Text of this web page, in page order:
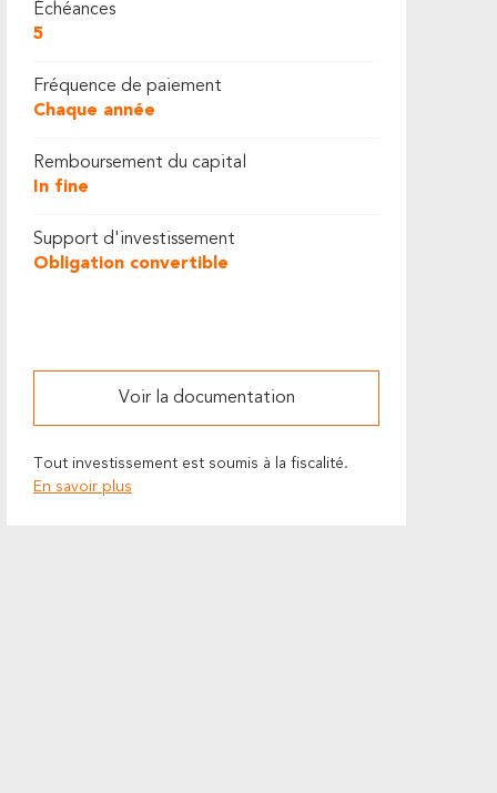
Échéances
5
Fréquence de paiement
Chaque année
Remboursement du capital
In fine
Support d'investissement
Obligation convertible
Voir la documentation
Tout investissement est soumis à la fiscalité.
En savoir plus